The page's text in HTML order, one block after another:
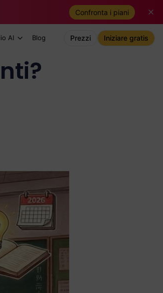
Confronta i piani
AI Blog Prezzi Iniziare gratis